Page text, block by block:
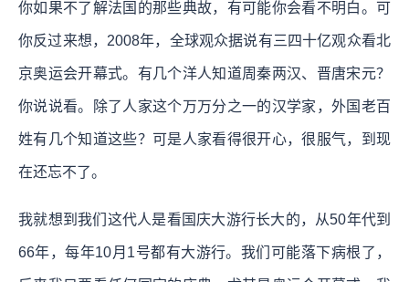
你如果不了解法国的那些典故，有可能你会看不明白。可
你反过来想，2008年，全球观众据说有三四十亿观众看北
京奥运会开幕式。有几个洋人知道周秦两汉、晋唐宋元？
你说说看。除了人家这个万万分之一的汉学家，外国老百
姓有几个知道这些？可是人家看得很开心，很服气，到现
在还忘不了。
我就想到 我们这代人是看国庆大游行长大的，从50年代到
66年，每年10月1号都有大游行。我们可能落下病根了，